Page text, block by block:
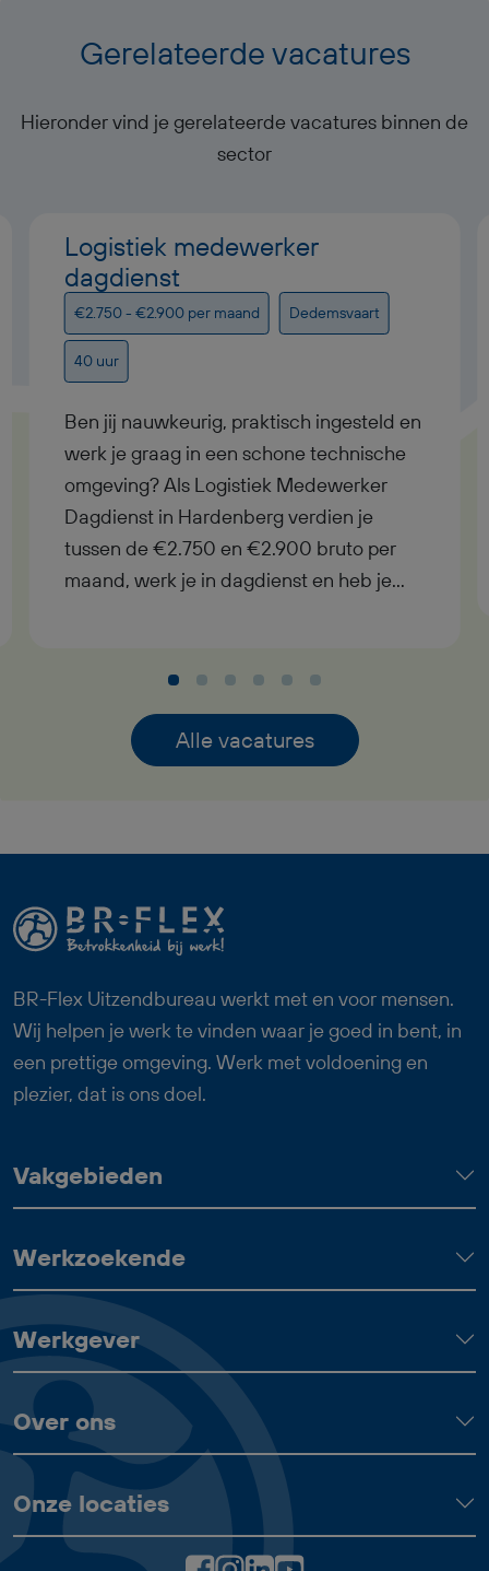
Gerelateerde vacatures
Hieronder vind je gerelateerde vacatures binnen de
sector
Logistiek medewerker
dagdienst
€2.750 - €2.900 per maand Dedemsvaart
40 uur
Ben jij nauwkeurig, praktisch ingesteld en
werk je graag in een schone technische
omgeving? Als Logistiek Medewerker
Dagdienst in Hardenberg verdien je
tussen de €2.750 en €2.900 bruto per
maand, werk je in dagdienst en heb je
Medewerker Dagdienst krijg je
verantwoordelijkheid, pensioenopbouw
vanaf je eerste werkdag,
samenkomen? Dan past deze functie als
Logistiek Medewerker Dagdienst goed
bij jou.
Alle vacatures
BR-Flex Uitzendbureau werkt met en voor mensen.
Wij helpen je werk te vinden waar je goed in bent, in
een prettige omgeving. Werk met voldoening en
plezier, dat is ons doel.
Vakgebieden
Werkzoekende
Werkgever
Over ons
Onze locaties